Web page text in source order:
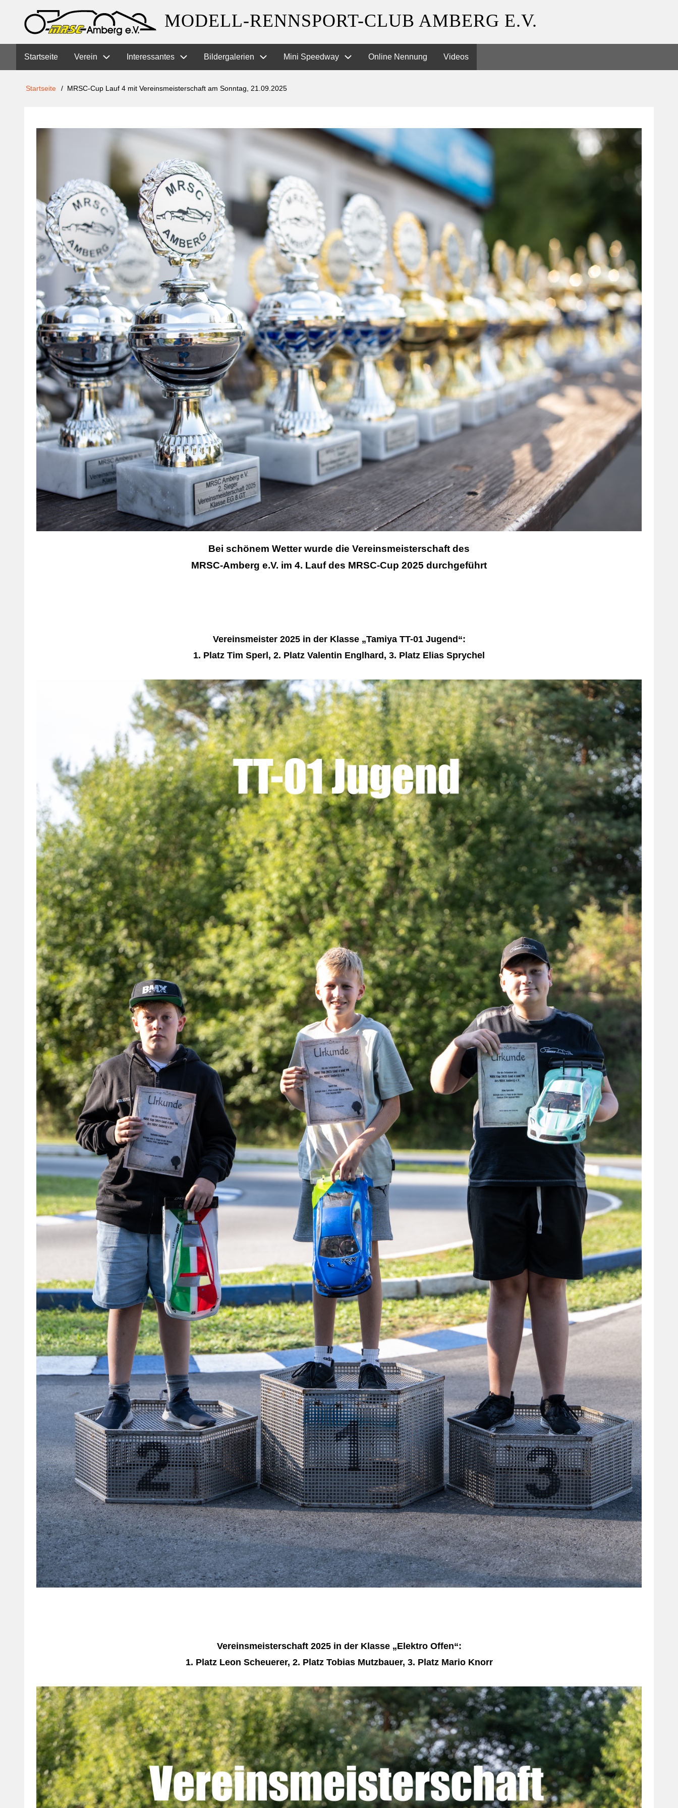
MODELL-RENNSPORT-CLUB AMBERG E.V.
Hauptnavigation
Startseite Verein Interessantes Bildergalerien Mini Speedway Online Nennung Videos
Pfadnavigation
Startseite MRSC-Cup Lauf 4 mit Vereinsmeisterschaft am Sonntag, 21.09.2025
Bei schönem Wetter wurde die Vereinsmeisterschaft des
MRSC-Amberg e.V. im 4. Lauf des MRSC-Cup 2025 durchgeführt
Vereinsmeister 2025 in der Klasse „Tamiya TT-01 Jugend“:
1. Platz Tim Sperl, 2. Platz Valentin Englhard, 3. Platz Elias Sprychel
Vereinsmeisterschaft 2025 in der Klasse „Elektro Offen“:
1. Platz Leon Scheuerer, 2. Platz Tobias Mutzbauer, 3. Platz Mario Knorr